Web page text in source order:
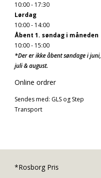
10:00 - 17:30
Lørdag
10:00 - 14:00
Åbent 1. søndag i måneden
10:00 - 15:00
*Der er ikke åbent søndage i juni,
juli & august.
Online ordrer
Sendes med: GLS og Step
Transport
*Rosborg Pris